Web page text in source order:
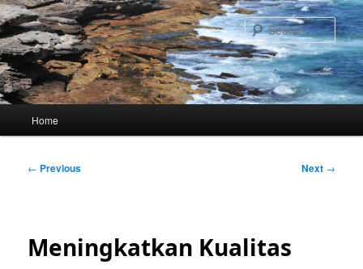
Skip
to
primary
content
Home
Post
← Previous Next →
Meningkatkan Kualitas